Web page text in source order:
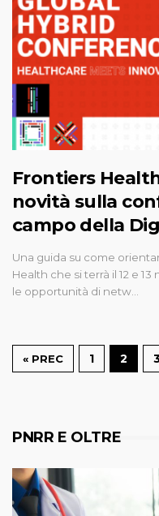
Frontiers
novità sulla
campo della
Una guida su come
Health che si terrà il 12 e
le opportunità di netw…
« PREC 1 2
PNRR E OLTRE